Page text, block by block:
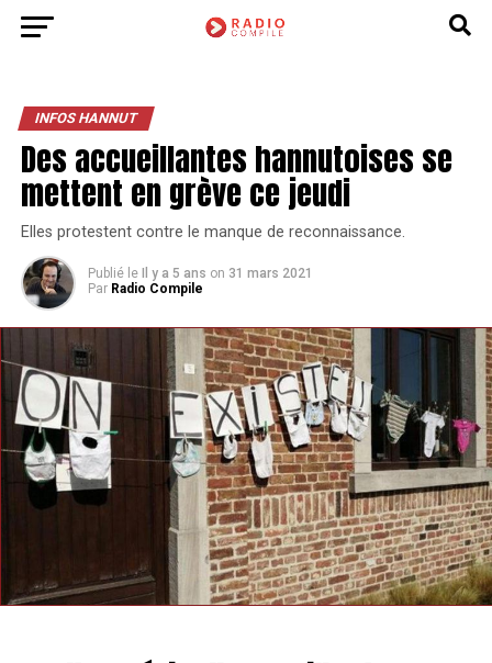
INFOS HANNUT
Des accueillantes hannutoises se
mettent en grève ce jeudi
Elles protestent contre le manque de reconnaissance.
Publié le Il y a 5 ans on 31 mars 2021
Par Radio Compile